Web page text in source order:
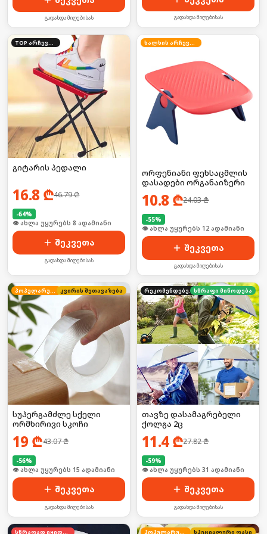
გადახდა მიღებისას გადახდა მიღებისას
TOP არჩევანი
გიტარის პედალი
16.8 ₾46.79₾
-64%
🛒 ბოლო 24სთ-ში იყიდა 8-მა
შეკვეთა
გადახდა მიღებისას
ხალხის არჩევანი
ორფენიანი ფეხსაცმლის
დასადები ორგანაიზერი
10.8 ₾24.03₾
-55%
🛒 ბოლო 24სთ-ში იყიდა 16-მა
შეკვეთა
გადახდა მიღებისას
პოპულარული კვირის შეთავაზება
სუპერგამძლე სქელი
ორმხირივი სკოჩი
19 ₾43.07₾
-56%
🛒 ბოლო 24სთ-ში იყიდა 24-მა
შეკვეთა
გადახდა მიღებისას
რეკომენდებულისწრაფი მიწოდება
თავზე დასამაგრებელი
ქოლგა 2ც
11.4₾27.82₾
-59%
🛒 ბოლო 24სთ-ში იყიდა 47-მა
შეკვეთა
გადახდა მიღებისას
სწრაფად იყიდება პოპულარული სპეციალური ფასი